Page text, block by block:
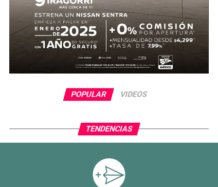
POPULAR VIDEOS
TENDENCIAS